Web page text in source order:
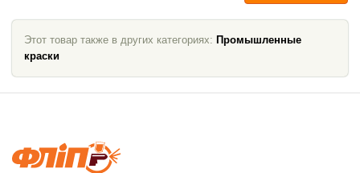
Этот товар также в других категориях: Промышленные
краски